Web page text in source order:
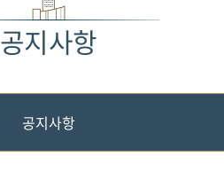
공지사항
공지사항